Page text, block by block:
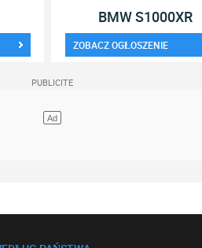
BMW S1000XR
ZOBACZ OGŁOSZENIE